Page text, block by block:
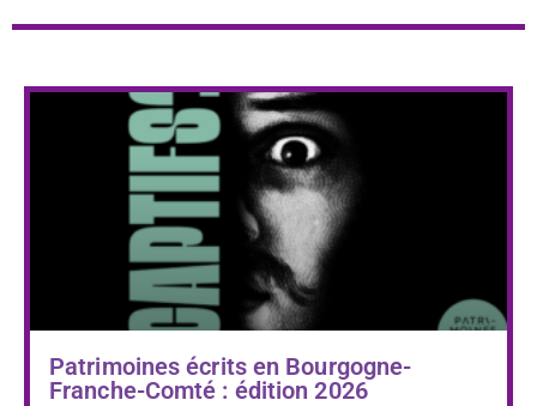
Patrimoines écrits en Bourgogne-
Franche-Comté : édition 2026